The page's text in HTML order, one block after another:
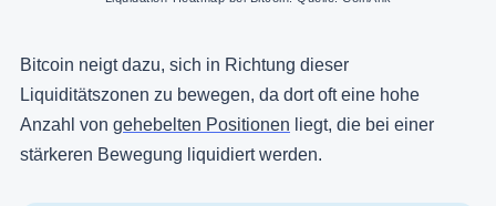
Bitcoin neigt dazu, sich in Richtung dieser
Liquiditätszonen zu bewegen, da dort oft eine hohe
Anzahl von gehebelten Positionen liegt, die bei einer
stärkeren Bewegung liquidiert werden.